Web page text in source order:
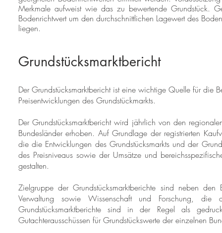
Merkmale aufweist wie das zu bewertende Grundstück.
Bodenrichtwert um den durchschnittlichen Lagewert des
liegen.
Grundstücksmarktbericht
Der Grundstücksmarktbericht ist eine wichtige Quelle für
Preisentwicklungen des Grundstückmarkts.
Der Grundstücksmarktbericht wird jährlich von den
Bundesländer erhoben. Auf Grundlage der registrierten
die die Entwicklungen des Grundstücksmarkts und der
des Preisniveaus sowie der Umsätze und
gestalten.
Zielgruppe der Grundstücksmarktberichte sind neben
Verwaltung sowie Wissenschaft und Forschung, die
Grundstücksmarktberichte sind in der Regel als
Gutachterausschüssen für Grundstückswerte der einzelnen